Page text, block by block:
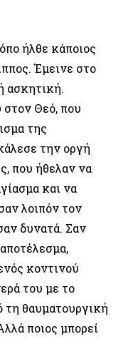
ήλθε κάποιος
Έμεινε στο
ασκητική.
Θεό, που
της
την οργή
που ήθελαν να
και να
λοιπόν τον
δυνατά. Σαν
κοντινού
του με το
τη θαυματουργική
ποιος μπορεί